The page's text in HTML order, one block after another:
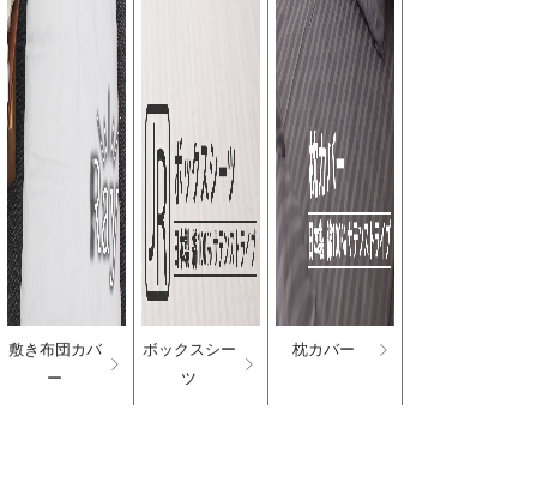
敷き布団カバ
ー
ボックスシー
ツ
枕カバー